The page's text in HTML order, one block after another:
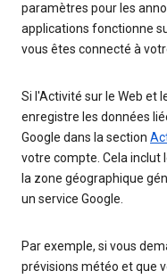
paramètres pour les
applications fonctionne
vous êtes connecté à
Si l'Activité sur le Web et
enregistre les données
Google dans la section
votre compte. Cela inclut
la zone géographique
un service Google.
Par exemple, si vous
prévisions météo et que